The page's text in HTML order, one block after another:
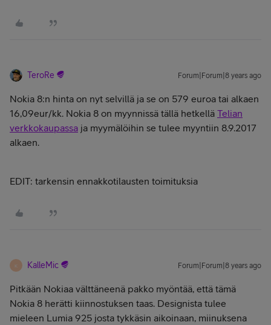
TeroRe Forum|Forum|8 years ago
Nokia 8:n hinta on nyt selvillä ja se on 579 euroa tai alkaen
16,09eur/kk. Nokia 8 on myynnissä tällä hetkellä Telian
verkkokaupassa ja myymälöihin se tulee myyntiin 8.9.2017
alkaen.
EDIT: tarkensin ennakkotilausten toimituksia
K KalleMic Forum|Forum|8 years ago
Pitkään Nokiaa välttäneenä pakko myöntää, että tämä
Nokia 8 herätti kiinnostuksen taas. Designista tulee
mieleen Lumia 925 josta tykkäsin aikoinaan, miinuksena